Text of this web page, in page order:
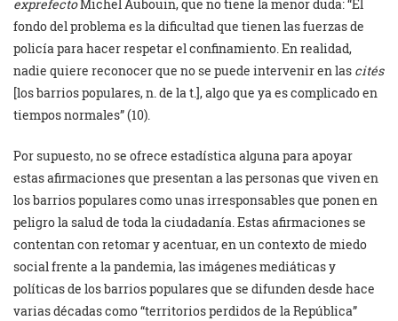
exprefectoMichel Aubouin, que no tiene la menor duda: “El
fondo del problema es la dificultad que tienen las fuerzas de
policía para hacer respetar el confinamiento. En realidad,
nadie quiere reconocer que no se puede intervenir en las cités
[los barrios populares, n. de la t.], algo que ya es complicado en
tiempos normales” (10).
Por supuesto, no se ofrece estadística alguna para apoyar
estas afirmaciones que presentan a las personas que viven en
los barrios populares como unas irresponsables que ponen en
peligro la salud de toda la ciudadanía. Estas afirmaciones se
contentan con retomar y acentuar, en un contexto de miedo
social frente a la pandemia, las imágenes mediáticas y
políticas de los barrios populares que se difunden desde hace
varias décadas como “territorios perdidos de la República”